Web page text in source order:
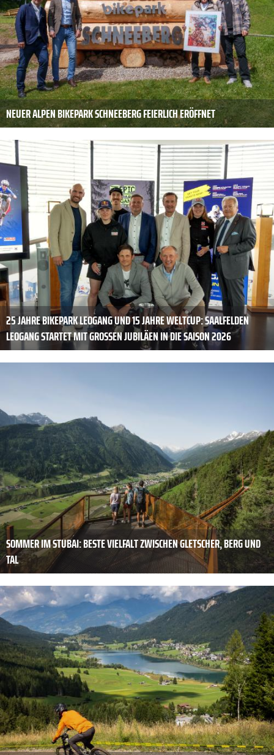
NEUER ALPEN BIKEPARK SCHNEEBERG FEIERLICH ERÖFFNET
25 JAHRE BIKEPARK LEOGANG UND 15 JAHRE WELTCUP: SAALFELDEN
LEOGANG STARTET MIT GROSSEN JUBILÄEN IN DIE SAISON 2026
SOMMER IM STUBAI: BESTE VIELFALT ZWISCHEN GLETSCHER, BERG UND
TAL